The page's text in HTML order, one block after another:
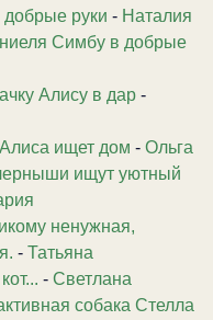
руки - Наталия
Симбу в добрые
Алису в дар -
ищет дом - Ольга
ищут уютный
ненужная,
- Татьяна
- Светлана
собака Стелла